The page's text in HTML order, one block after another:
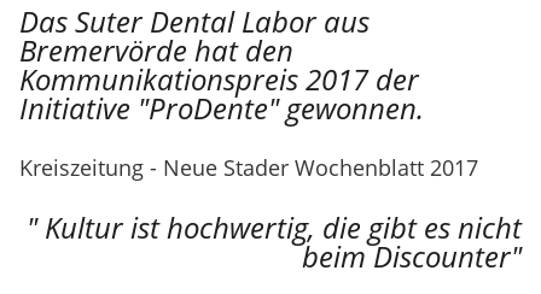
Das Suter Dental Labor aus
Bremervörde hat den
Kommunikationspreis 2017 der
Initiative "ProDente" gewonnen.
Kreiszeitung - Neue Stader Wochenblatt 2017
" Kultur ist hochwertig, die gibt es nicht
beim Discounter"